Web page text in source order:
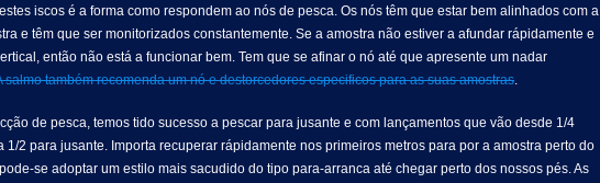
iscos é a forma como respondem ao nós de pesca. Os nós têm que estar bem alinhados com a
e têm que ser monitorizados constantemente. Se a amostra não estiver a afundar rápidamente e
então não está a funcionar bem. Tem que se afinar o nó até que apresente um nadar
salmo também recomenda um nó e destorcedores especificos para as suas amostras.
de pesca, temos tido sucesso a pescar para jusante e com lançamentos que vão desde 1/4
1/2 para jusante. Importa recuperar rápidamente nos primeiros metros para por a amostra perto do
se adoptar um estilo mais sacudido do tipo para-arranca até chegar perto dos nossos pés. As